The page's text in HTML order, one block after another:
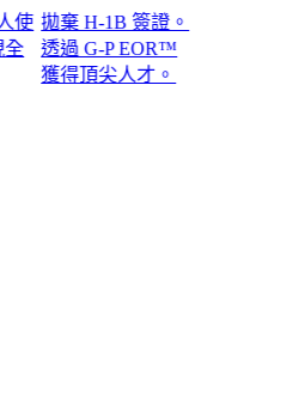
拋棄 H-1B 簽證。
透過 G-P EOR™
獲得頂尖人才。​​